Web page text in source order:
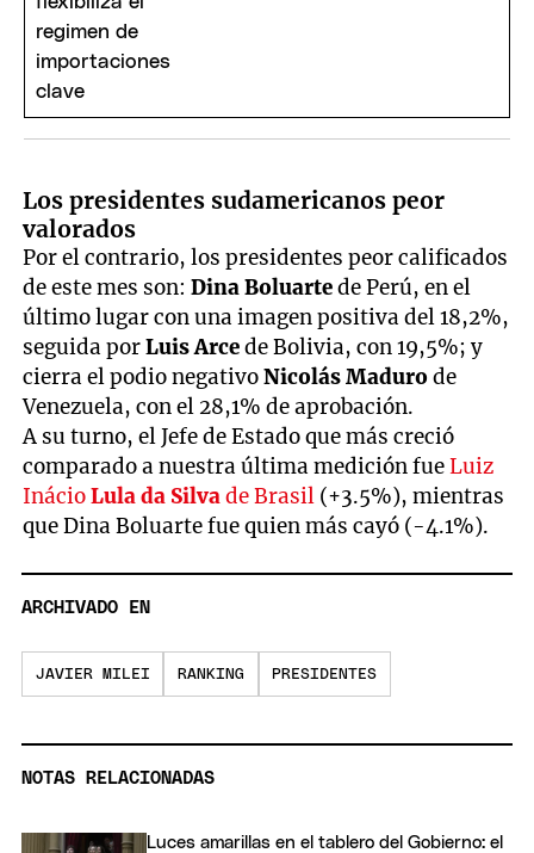
Los presidentes sudamericanos peor
valorados
Por el contrario, los presidentes peor calificados
de este mes son:Dina Boluartede Perú, en el
último lugar con una imagen positiva del 18,2%,
seguida porLuis Arcede Bolivia, con 19,5%; y
cierra el podio negativoNicolás Madurode
Venezuela, con el 28,1% de aprobación.
A su turno, el Jefe de Estado que más creció
comparado a nuestra última medición fueLuiz
InácioLula da Silvade Brasil (+3.5%), mientras
que Dina Boluarte fue quien más cayó (-4.1%).
ARCHIVADO EN
JAVIER MILEI RANKING PRESIDENTES
NOTAS RELACIONADAS
Luces amarillas en el tablero del Gobierno: el